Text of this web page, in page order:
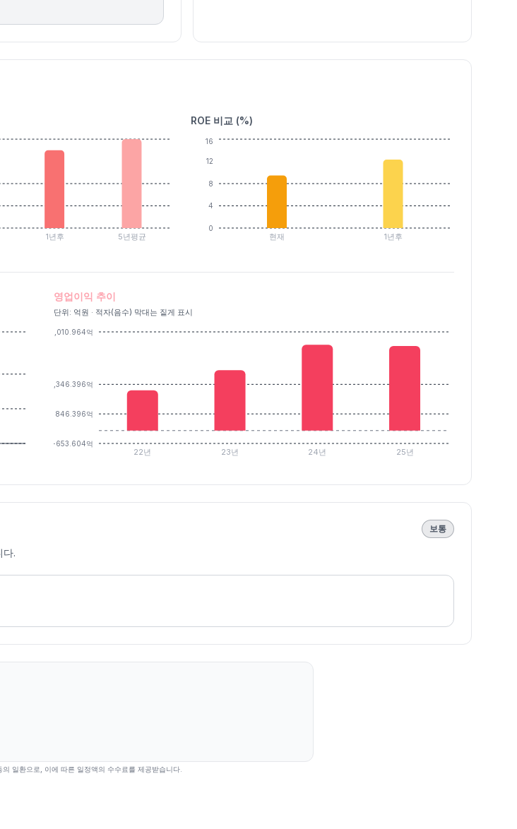
1년후 5년평균
ROE 비교 (%)
현재 1년후
0
4
8
12
16
영업이익 추이
단위: 억원 · 적자(음수) 막대는 짙게 표시
22년 23년 24년 25년
-653.604억
846.396억
2,346.396억
5,010.964억
보통
다.
일환으로, 이에 따른 일정액의 수수료를 제공받습니다.